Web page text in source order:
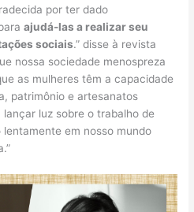
por ter dado
ajudá-las a realizar seu
sociais.” disse à revista
nossa sociedade menospreza
as mulheres têm a capacidade
patrimônio e artesanatos
luz sobre o trabalho de
em nosso mundo